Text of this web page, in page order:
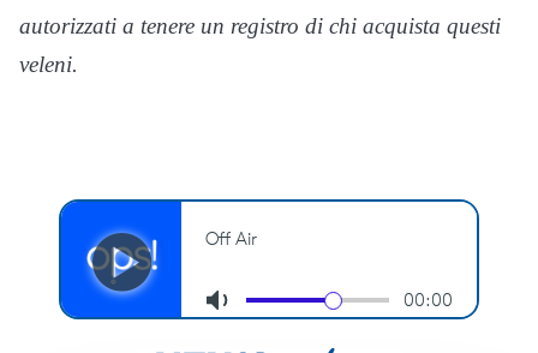
autorizzati a tenere un registro di chi acquista questi
veleni.